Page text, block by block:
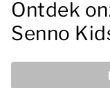
Ontdek
Senno